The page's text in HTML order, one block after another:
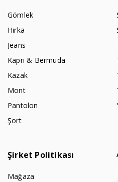
Gömlek
Hırka
Jeans
Kapri & Bermuda
Kazak
Mont
Pantolon
Şort
Şirket Politikası
Mağaza